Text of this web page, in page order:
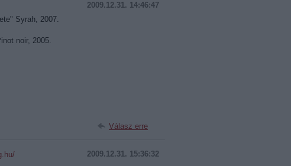
2009.12.31. 14:46:47
Syrah, 2007.
noir, 2005.
Válasz erre
2009.12.31. 15:36:32